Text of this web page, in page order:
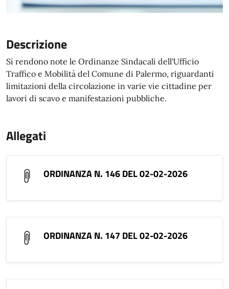
Descrizione
Si rendono note le Ordinanze Sindacali dell'Ufficio
Traffico e Mobilità del Comune di Palermo, riguardanti
limitazioni della circolazione in varie vie cittadine per
lavori di scavo e manifestazioni pubbliche.
Allegati
ORDINANZA N. 146 DEL 02-02-2026
ORDINANZA N. 147 DEL 02-02-2026